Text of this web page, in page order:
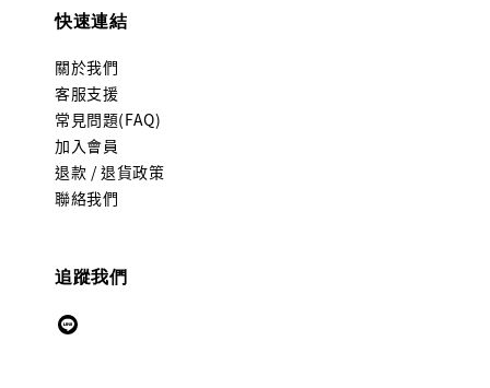
快速連結
關於我們
客服支援
常見問題(FAQ)
加入會員
退款 / 退貨政策
聯絡我們
追蹤我們